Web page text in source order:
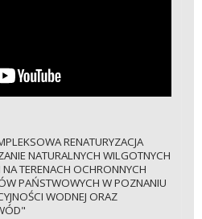
RENATURYZACJA
NATURALNYCH WILGOTNYCH
TERENACH OCHRONNYCH
PAŃSTWOWYCH W POZNANIU
WODNEJ ORAZ